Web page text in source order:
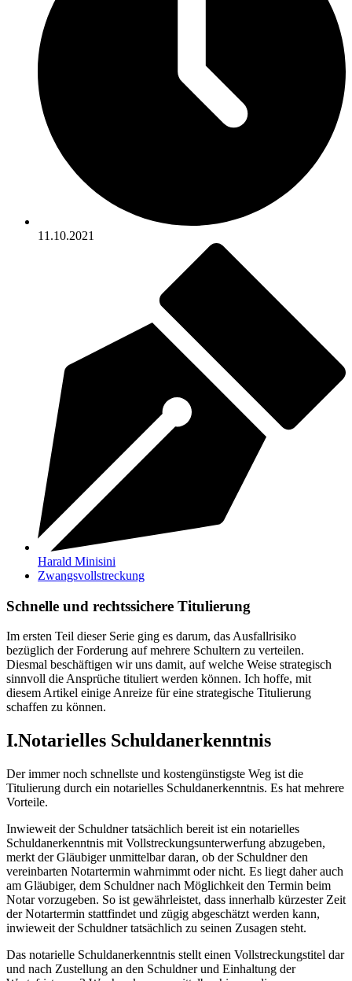
11.10.2021
Harald Minisini
Zwangsvollstreckung
Schnelle und rechtssichere Titulierung
Im ersten Teil dieser Serie ging es darum, das Ausfallrisiko
bezüglich der Forderung auf mehrere Schultern zu verteilen.
Diesmal beschäftigen wir uns damit, auf welche Weise strategisch
sinnvoll die Ansprüche tituliert werden können. Ich hoffe, mit
diesem Artikel einige Anreize für eine strategische Titulierung
schaffen zu können.
I.Notarielles Schuldanerkenntnis
Der immer noch schnellste und kostengünstigste Weg ist die
Titulierung durch ein notarielles Schuldanerkenntnis. Es hat mehrere
Vorteile.
Inwieweit der Schuldner tatsächlich bereit ist ein notarielles
Schuldanerkenntnis mit Vollstreckungsunterwerfung abzugeben,
merkt der Gläubiger unmittelbar daran, ob der Schuldner den
vereinbarten Notartermin wahrnimmt oder nicht. Es liegt daher auch
am Gläubiger, dem Schuldner nach Möglichkeit den Termin beim
Notar vorzugeben. So ist gewährleistet, dass innerhalb kürzester Zeit
der Notartermin stattfindet und zügig abgeschätzt werden kann,
inwieweit der Schuldner tatsächlich zu seinen Zusagen steht.
Das notarielle Schuldanerkenntnis stellt einen Vollstreckungstitel dar
und nach Zustellung an den Schuldner und Einhaltung der